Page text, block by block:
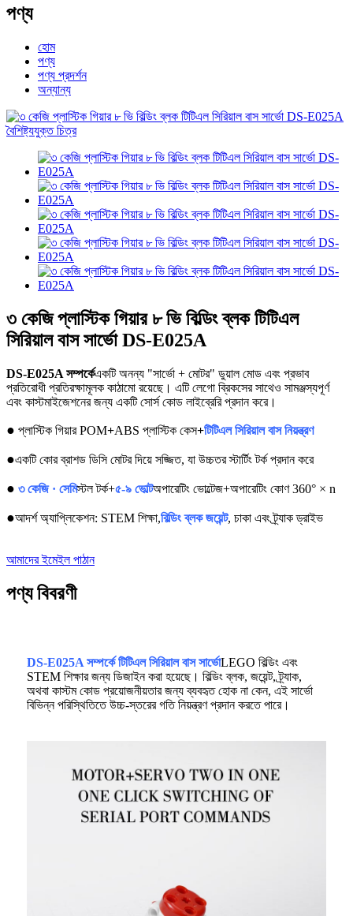
পণ্য
হোম
পণ্য
পণ্য প্রদর্শন
অন্যান্য
৩ কেজি প্লাস্টিক গিয়ার ৮ ভি বিল্ডিং ব্লক টিটিএল
সিরিয়াল বাস সার্ভো DS-E025A
DS-E025A সম্পর্কেএকটি অনন্য "সার্ভো + মোটর" ডুয়াল মোড এবং প্রভাব
প্রতিরোধী প্রতিরক্ষামূলক কাঠামো রয়েছে। এটি লেগো ব্রিকসের সাথেও সামঞ্জস্যপূর্ণ
এবং কাস্টমাইজেশনের জন্য একটি সোর্স কোড লাইব্রেরি প্রদান করে।
● প্লাস্টিক গিয়ার POM+ABS প্লাস্টিক কেস+টিটিএল সিরিয়াল বাস নিয়ন্ত্রণ
●একটি কোর ব্রাশড ডিসি মোটর দিয়ে সজ্জিত, যা উচ্চতর স্টার্টিং টর্ক প্রদান করে
● ৩ কেজি · সেমিস্টল টর্ক+৫-৯ ভোল্টঅপারেটিং ভোল্টেজ+অপারেটিং কোণ 360° × n
●আদর্শ অ্যাপ্লিকেশন: STEM শিক্ষা,বিল্ডিং ব্লক জয়েন্ট, চাকা এবং ট্র্যাক ড্রাইভ
আমাদের ইমেইল পাঠান
পণ্য বিবরণী
DS-E025A সম্পর্কে টিটিএল সিরিয়াল বাস সার্ভোLEGO বিল্ডিং এবং
STEM শিক্ষার জন্য ডিজাইন করা হয়েছে। বিল্ডিং ব্লক, জয়েন্ট, ট্র্যাক,
অথবা কাস্টম কোড প্রয়োজনীয়তার জন্য ব্যবহৃত হোক না কেন, এই সার্ভো
বিভিন্ন পরিস্থিতিতে উচ্চ-স্তরের গতি নিয়ন্ত্রণ প্রদান করতে পারে।